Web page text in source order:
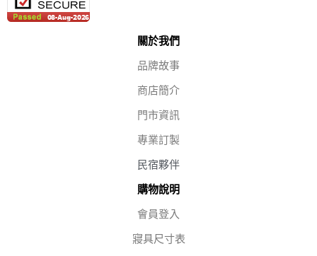
關於我們
品牌故事
商店簡介
門市資訊
專業訂製
民宿夥伴
購物說明
會員登入
寢具尺寸表